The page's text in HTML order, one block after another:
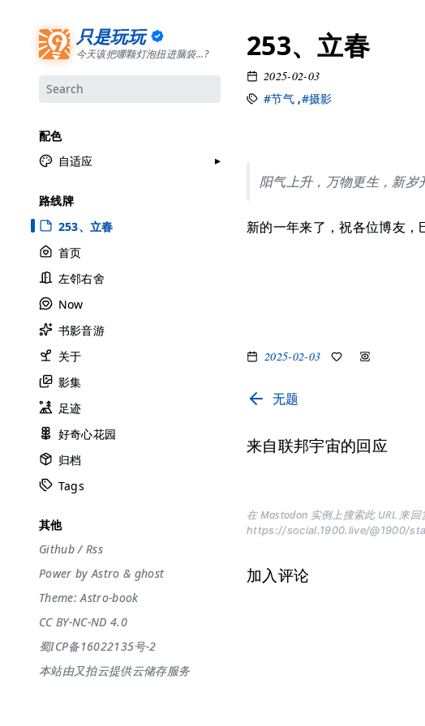
只是玩玩
今天该把哪颗灯泡扭进脑袋...?
配色
自适应
极夜黑
雅余黄
昱行粉
她的蓝
莫比乌斯
香草绿
自适应
路线牌
253、立春
首页
左邻右舍
Now
书影音游
关于
影集
足迹
好奇心花园
归档
Tags
其他
Github/ Rss
Power byAstro & ghost
Theme:Astro-book
CC BY-NC-ND 4.0
蜀ICP备16022135号-2
本站由又拍云提供云储存服务
253、立春
2025-02-03
#节气 ,#摄影
阳气上升，万物更生，新岁
新的一年来了，祝各位博友，
2025-02-03
无题
来自联邦宇宙的回应
在 Mastodon 实例上搜索此 URL 来回
https://social.1900.live/@1900/
加入评论